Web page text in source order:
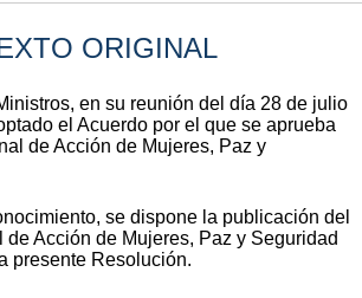
ORIGINAL
en su reunión del día 28 de julio
el Acuerdo por el que se aprueba
de Acción de Mujeres, Paz y
se dispone la publicación del
de Acción de Mujeres, Paz y Seguridad
presente Resolución.